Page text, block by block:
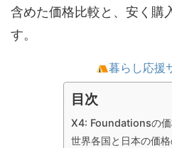
含めた価格比較と、安く購
す。
暮らし応援
目次
X4: Foundationsの価
世界各国と日本の価